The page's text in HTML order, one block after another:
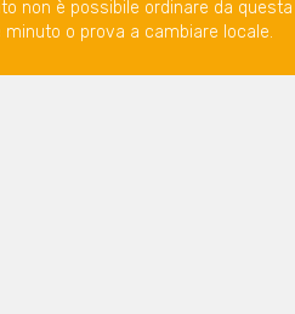
non è possibile ordinare da questa
o prova a cambiare locale.